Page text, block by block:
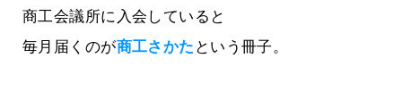
商工会議所に入会していると
毎月届くのが商工さかた という冊子。